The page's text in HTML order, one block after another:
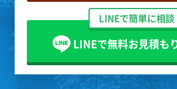
LINEで簡単に相談
LINEで無料お見積も